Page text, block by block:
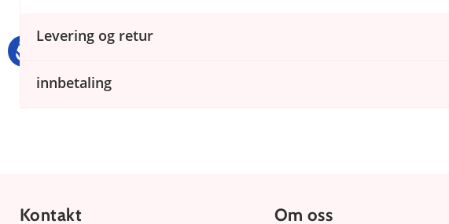
Levering og retur
innbetaling
Kontakt Om oss